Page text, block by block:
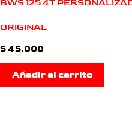
BWS 125 4T
ORIGINAL
$45.000
Añadir al carrito